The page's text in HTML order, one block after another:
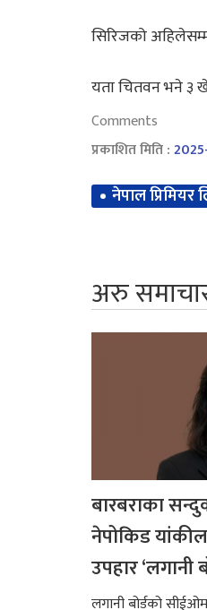
सिरिजको
यता चितवन भने ३
Comments
प्रकाशित मिति :
नेपाल प्रिमियर
अरु
बारबराका
नेपोकिड
उपहार ‘लगानी
लगानी बोर्डको